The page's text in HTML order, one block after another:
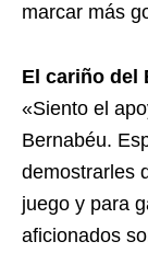
marcar más
El cariño del
«Siento el
Bernabéu.
demostrarles
juego y para
aficionados